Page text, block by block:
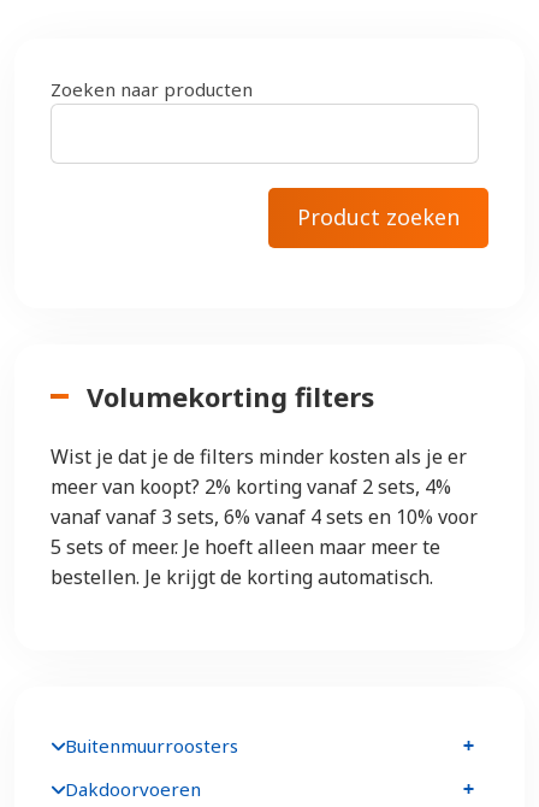
Zoeken naar producten
Volumekorting filters
Wist je dat je de filters minder kosten als je er
meer van koopt? 2% korting vanaf 2 sets, 4%
vanaf vanaf 3 sets, 6% vanaf 4 sets en 10% voor
5 sets of meer. Je hoeft alleen maar meer te
bestellen. Je krijgt de korting automatisch.
Buitenmuurroosters
Dakdoorvoeren